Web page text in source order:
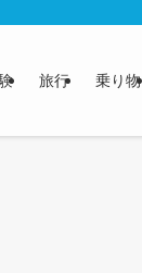
旅行 乗り物